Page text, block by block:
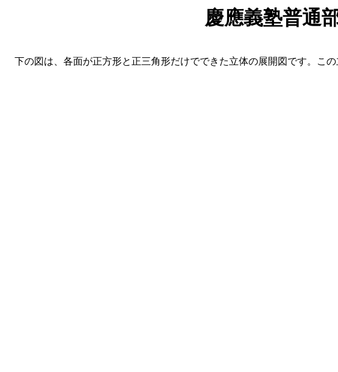
慶應義塾普通
下の図は、各面が正方形と正三角形だけでできた立体の展開図です。こ